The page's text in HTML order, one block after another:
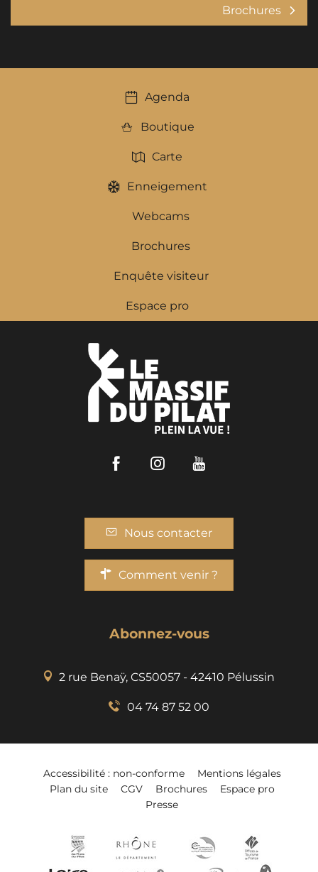
Brochures
Agenda
Boutique
Carte
Enneigement
Webcams
Brochures
Enquête visiteur
Espace pro
FacebookInstagram
Nous contacter
Comment venir ?
Abonnez-vous
2 rue Benaÿ, CS50057 - 42410 Pélussin
04 74 87 52 00
Accessibilité : non-conforme
Mentions légales
Plan du site
CGV Brochures
Espace pro
Presse